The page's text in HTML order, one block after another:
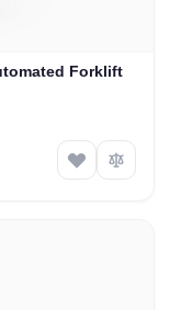
Forklift